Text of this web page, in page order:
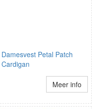
Damesvest Petal Patch
Cardigan
Meer info